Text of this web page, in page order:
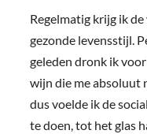
Regelmatig krijg ik
gezonde levensstijl.
geleden dronk ik
wijn die me absoluut
dus voelde ik de
te doen, tot het glas